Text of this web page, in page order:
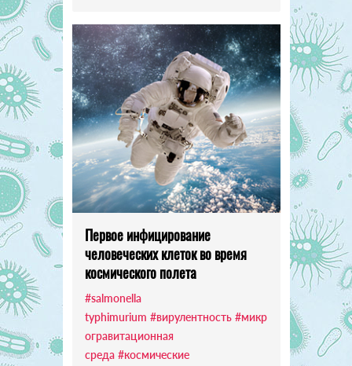
Первое инфицирование
человеческих клеток во время
космического полета
#salmonella
typhimurium #вирулентность #микр
огравитационная
среда #космические